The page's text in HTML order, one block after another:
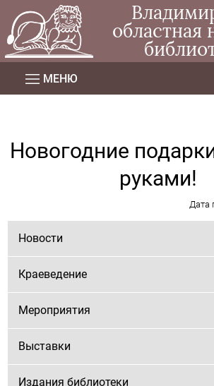
областная
МЕНЮ
Новогодние
руками!
Дата
Новости
Краеведение
Мероприятия
Выставки
Издания библиотеки